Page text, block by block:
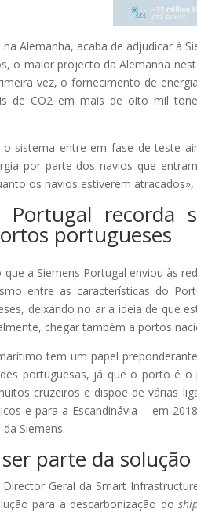
Alemanha, acaba de adjudicar à
o maior projecto da Alemanha
vez, o fornecimento de
de CO2 em mais de oito mil
o sistema entre em fase de teste
por parte dos navios que
os navios estiverem
Portugal recorda
portugueses
a Siemens Portugal enviou às
entre as características do
deixando no ar a ideia de que
chegar também a portos
tem um papel
portuguesas, já que o porto é
cruzeiros e dispõe de várias
e para a Escandinávia – em
Siemens.
parte da solução
Director Geral da Smart
para a descarbonização do